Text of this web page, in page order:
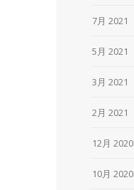
7月 2021
5月 2021
3月 2021
2月 2021
12月 2020
10月 2020